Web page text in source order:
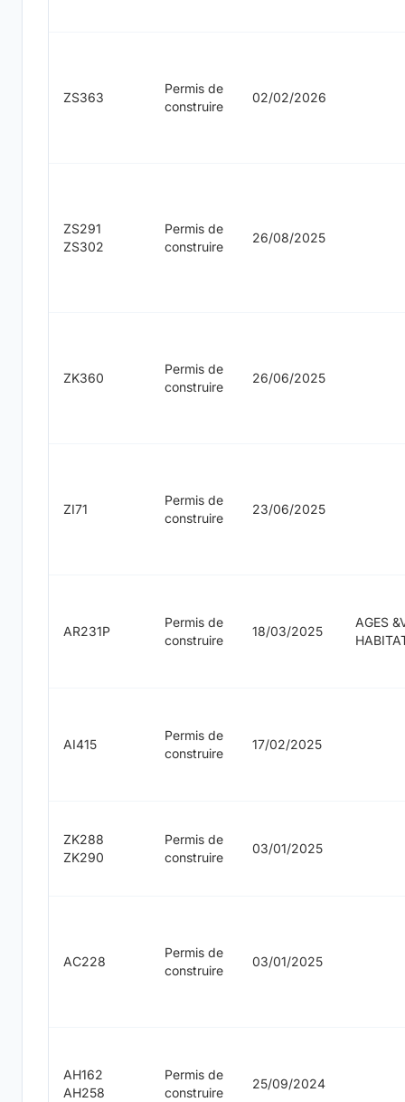
ZS363
Permis de
construire
02/02/2026
ZS291
ZS302
Permis de
construire
26/08/2025
ZK360
Permis de
construire
26/06/2025
ZI71
Permis de
construire
23/06/2025
AR231P
Permis de
construire
18/03/2025
AGES
AI415
Permis de
construire
17/02/2025
ZK288
ZK290
Permis de
construire
03/01/2025
AC228
Permis de
construire
03/01/2025
AH162
AH258
Permis de
construire
25/09/2024